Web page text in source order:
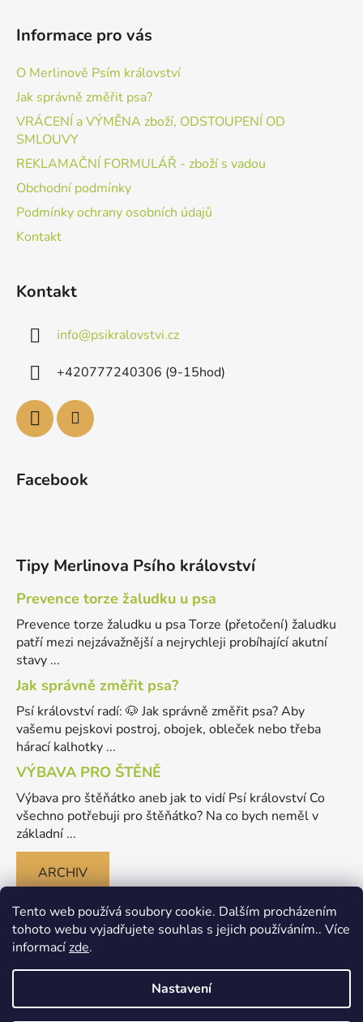
Tento web používá soubory cookie. Dalším procházením
tohoto webu vyjadřujete souhlas s jejich používáním.. Více
informacízde.
Nastavení
Informace pro vás
O Merlinově Psím království
Jak správně změřit psa?
VRÁCENÍ a VÝMĚNA zboží, ODSTOUPENÍ OD
SMLOUVY
REKLAMAČNÍ FORMULÁŘ - zboží s vadou
Obchodní podmínky
Podmínky ochrany osobních údajů
Kontakt
Kontakt
info@psikralovstvi.cz
+420777240306 (9-15hod)
Facebook
Tipy Merlinova Psího království
Prevence torze žaludku u psa
Prevence torze žaludku u psa Torze (přetočení) žaludku
patří mezi nejzávažnější a nejrychleji probíhající akutní
stavy ...
Jak správně změřit psa?
Psí království radí: 🐶 Jak správně změřit psa? Aby
vašemu pejskovi postroj, obojek, obleček nebo třeba
hárací kalhotky ...
VÝBAVA PRO ŠTĚNĚ
Výbava pro štěňátko aneb jak to vidí Psí království Co
všechno potřebuji pro štěňátko? Na co bych neměl v
základní ...
ARCHIV